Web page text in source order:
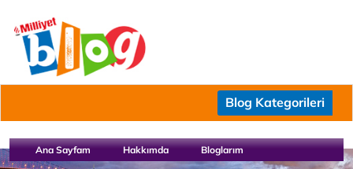
Blog Kategorileri
Ana Sayfam Hakkımda Bloglarım